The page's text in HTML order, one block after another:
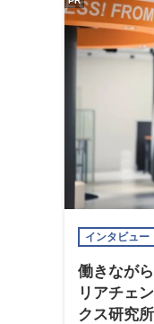
インタビュー
働きなが
リアチェ
クス研究